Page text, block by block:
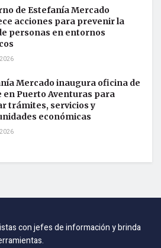
de Estefanía Mercado
acciones para prevenir la
personas en entornos
Mercado inaugura oficina de
en Puerto Aventuras para
trámites, servicios y
económicas
con jefes de información y brinda